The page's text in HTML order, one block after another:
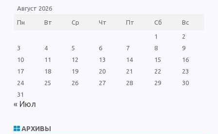
Август 2026
Пн Вт Ср Чт Пт Сб Вс
1
2
3
4 5 6 7 8
9
10
11 12 13 14 15
16
17
18 19 20 21 22
23
24
25 26 27 28 29
30
31
« Июл
АРХИВЫ